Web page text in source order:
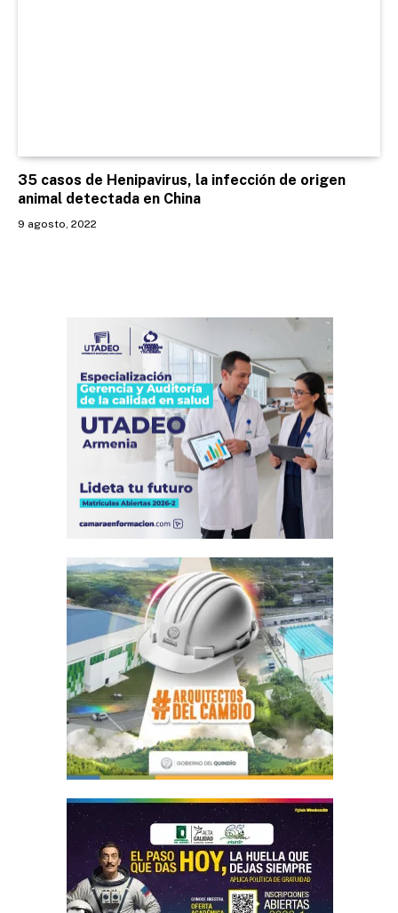
35 casos de Henipavirus, la infección de origen
animal detectada en China
9 agosto, 2022